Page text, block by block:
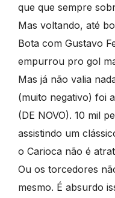
que que sempre
Mas voltando, até
Bota com Gustavo
empurrou pro gol
Mas já não valia
(muito negativo) foi
(DE NOVO). 10 mil
assistindo um
o Carioca não é
Ou os torcedores
mesmo. É absurdo